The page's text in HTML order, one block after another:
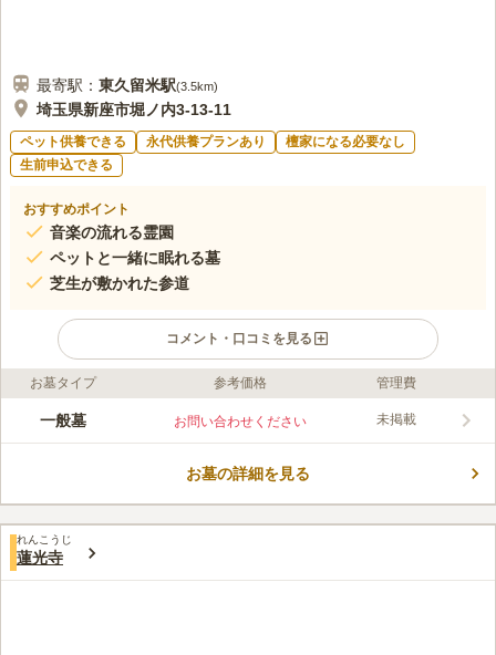
最寄駅： 東久留米駅(3.5km)
埼玉県新座市堀ノ内3-13-11
ペット供養できる 永代供養プランあり
檀家になる必要なし
生前申込できる
おすすめポイント
音楽の流れる霊園
ペットと一緒に眠れる墓
芝生が敷かれた参道
コメント・口コミを見る
ライフドット編集部のコメント
セントレア新座は、宗教法人青雲山天照院龍海寺によって運営・
中にある霊園です。霊園の周りには自然が多く、木々の緑を楽し
ることができます。愛するペットと一緒に故人を偲びたいという
方にぴったりです。 宗教不問です。誰でもお墓を申し込むこと
口コミ評価
みんなの評価
お墓タイプ 参考価格 管理費
一般墓 お問い合わせください 未掲載
お墓の詳細を見る
れんこうじ
蓮光寺